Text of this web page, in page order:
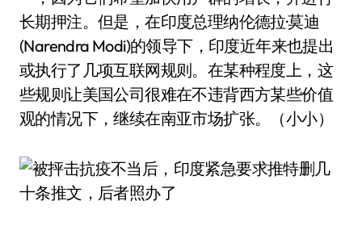
长期押注。但是，在印度总理纳伦德拉·莫迪
(Narendra Modi)的领导下，印度近年来也提出
或执行了几项互联网规则。在某种程度上，这
些规则让美国公司很难在不违背西方某些价值
观的情况下，继续在南亚市场扩张。（小小）